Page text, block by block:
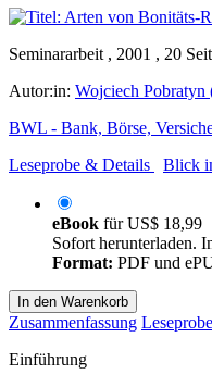
Seminararbeit , 2001 , 20
Autor:in: Wojciech
BWL - Bank, Börse,
Leseprobe & Details
Blick
eBook fürUS$ 18,99
Sofort herunterladen.
Format: PDF und
In den Warenkorb
Zusammenfassung Leseprobe
Einführung